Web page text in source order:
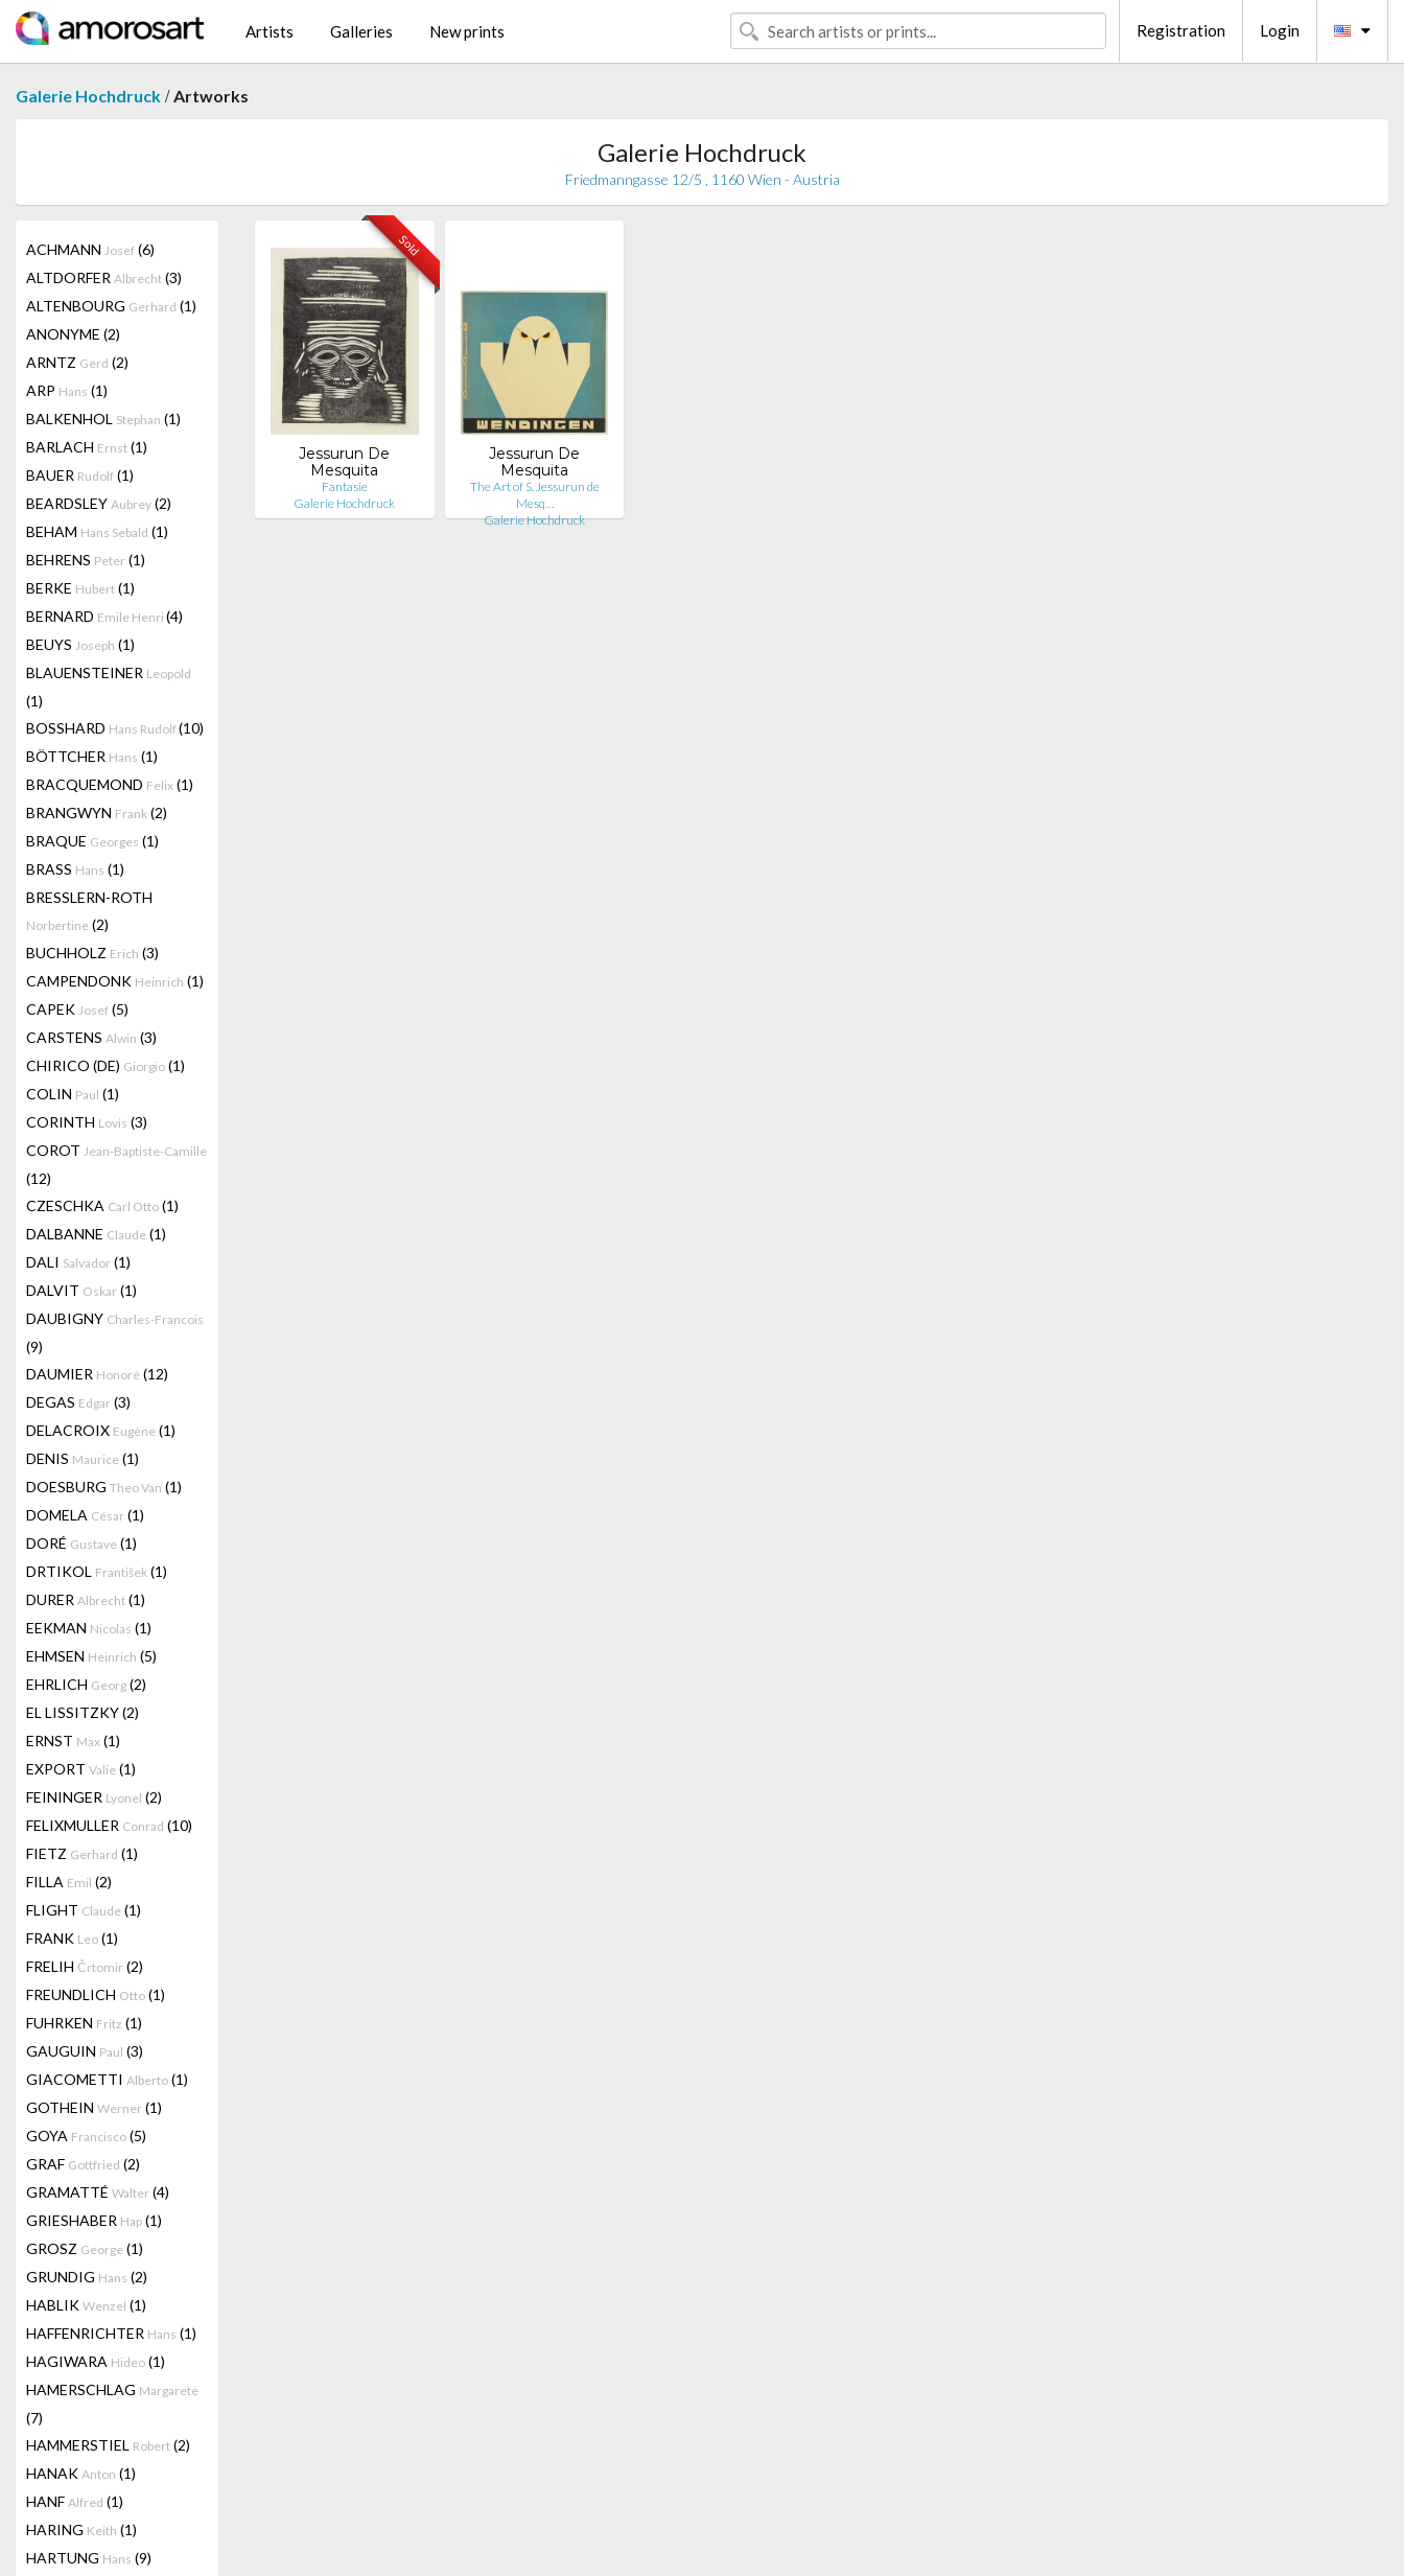
Artists Galleries New prints Registration Login
Galerie Hochdruck /Artworks
Galerie Hochdruck
Friedmanngasse 12/5 , 1160 Wien - Austria
ACHMANN Josef (6)
ALTDORFER Albrecht (3)
ALTENBOURG Gerhard (1)
ANONYME (2)
ARNTZ Gerd (2)
ARP Hans (1)
BALKENHOL Stephan (1)
BARLACH Ernst (1)
BAUER Rudolf (1)
BEARDSLEY Aubrey (2)
BEHAM Hans Sebald (1)
BEHRENS Peter (1)
BERKE Hubert (1)
BERNARD Emile Henri (4)
BEUYS Joseph (1)
BLAUENSTEINER Leopold
(1)
BOSSHARD Hans Rudolf(10)
BÖTTCHER Hans (1)
BRACQUEMOND Felix (1)
BRANGWYN Frank (2)
BRAQUE Georges (1)
BRASS Hans (1)
BRESSLERN-ROTH
Norbertine (2)
BUCHHOLZ Erich (3)
CAMPENDONK Heinrich (1)
CAPEK Josef (5)
CARSTENS Alwin (3)
CHIRICO (DE) Giorgio (1)
COLIN Paul (1)
CORINTH Lovis (3)
COROT Jean-Baptiste-Camille
(12)
CZESCHKA Carl Otto (1)
DALBANNE Claude (1)
DALI Salvador (1)
DALVIT Oskar (1)
DAUBIGNY Charles-Francois
(9)
DAUMIER Honoré (12)
DEGAS Edgar (3)
DELACROIX Eugène (1)
DENIS Maurice (1)
DOESBURG Theo Van (1)
DOMELA César (1)
DORÉ Gustave (1)
DRTIKOL František (1)
DURER Albrecht (1)
EEKMAN Nicolas (1)
EHMSEN Heinrich (5)
EHRLICH Georg (2)
EL LISSITZKY(2)
ERNST Max (1)
EXPORT Valie (1)
FEININGER Lyonel (2)
FELIXMULLER Conrad (10)
FIETZ Gerhard (1)
FILLA Emil (2)
FLIGHT Claude (1)
FRANK Leo (1)
FRELIH Črtomir (2)
FREUNDLICH Otto (1)
FUHRKEN Fritz (1)
GAUGUIN Paul (3)
GIACOMETTI Alberto (1)
GOTHEIN Werner (1)
GOYA Francisco (5)
GRAF Gottfried (2)
GRAMATTÉ Walter (4)
GRIESHABER Hap (1)
GROSZ George (1)
GRUNDIG Hans (2)
HABLIK Wenzel (1)
HAFFENRICHTER Hans (1)
HAGIWARA Hideo (1)
HAMERSCHLAG Margarete
(7)
HAMMERSTIEL Robert (2)
HANAK Anton (1)
HANF Alfred (1)
HARING Keith (1)
HARTUNG Hans (9)
Sold
Jessurun De
Mesquita
Fantasie
Galerie Hochdruck
Jessurun De
Mesquita
The Art of S. Jessurun de
Mesq…
Galerie Hochdruck